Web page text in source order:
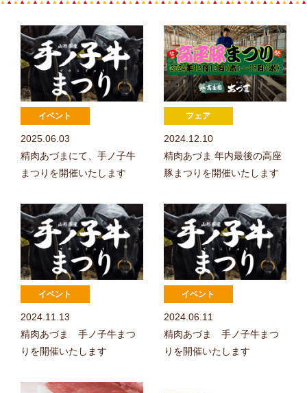
2025.06.03
精肉あづまにて、手ノ子牛
まつりを開催いたします
2024.12.10
精肉あづま 年内最後の高座
豚まつりを開催いたします
2024.11.13
精肉あづま 手ノ子牛まつ
りを開催いたします
2024.06.11
精肉あづま 手ノ子牛まつ
りを開催いたします